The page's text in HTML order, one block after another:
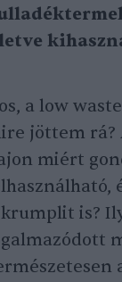
a low
jöttem rá?
miért
is?